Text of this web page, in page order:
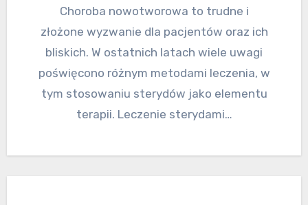
Choroba nowotworowa to trudne i
złożone wyzwanie dla pacjentów oraz ich
bliskich. W ostatnich latach wiele uwagi
poświęcono różnym metodami leczenia, w
tym stosowaniu sterydów jako elementu
terapii. Leczenie sterydami…